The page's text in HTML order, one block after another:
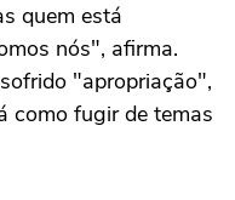
quem está
nós", afirma.
"apropriação",
como fugir de temas